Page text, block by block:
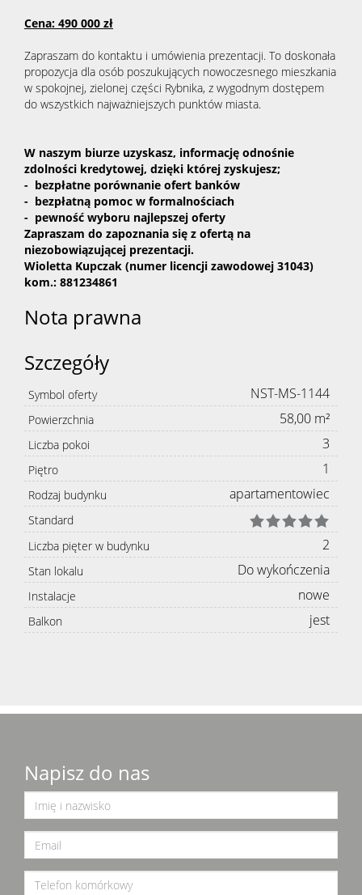
Cena: 490 000 zł
Zapraszam do kontaktu i umówienia prezentacji. To doskonała
propozycja dla osób poszukujących nowoczesnego mieszkania
w spokojnej, zielonej części Rybnika, z wygodnym dostępem
do wszystkich najważniejszych punktów miasta.
W naszym biurze uzyskasz, informację odnośnie
zdolności kredytowej, dzięki której zyskujesz;
- bezpłatne porównanie ofert banków
- bezpłatną pomoc w formalnościach
- pewność wyboru najlepszej oferty
Zapraszam do zapoznania się z ofertą na
niezobowiązującej prezentacji.
Wioletta Kupczak (numer licencji zawodowej 31043)
kom.: 881234861
Nota prawna
Szczegóły
Symbol oferty NST-MS-1144
Powierzchnia 58,00 m²
Liczba pokoi 3
Piętro 1
Rodzaj budynku apartamentowiec
Standard
Liczba pięter w budynku
2
Stan lokalu Do wykończenia
Instalacje nowe
Balkon jest
Napisz do nas